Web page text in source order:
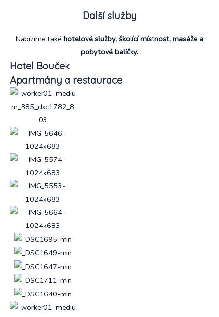
Další služby
Nabízíme také hotelové služby, školící místnost, masáže a
pobytové balíčky.
Hotel Bouček
Apartmány a restaurace